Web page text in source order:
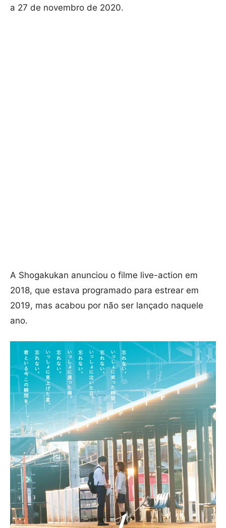
a 27 de novembro de 2020.
A Shogakukan anunciou o filme live-action em
2018, que estava programado para estrear em
2019, mas acabou por não ser lançado naquele
ano.